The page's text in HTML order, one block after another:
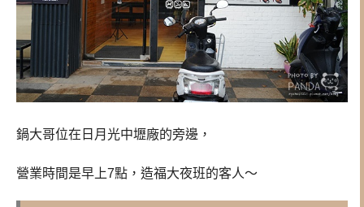
鍋大哥位在日月光中壢廠的旁邊，
營業時間是早上7點，造福大夜班的客人～